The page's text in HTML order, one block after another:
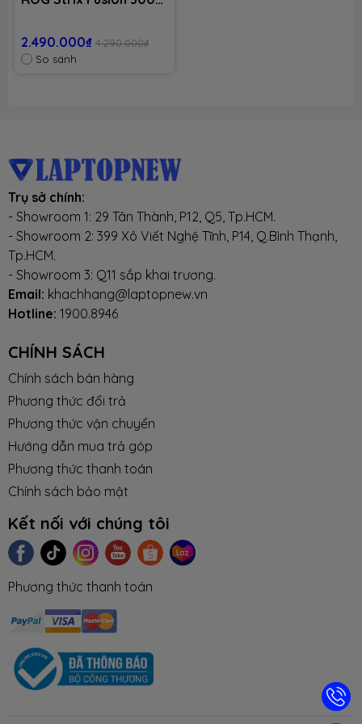
2.490.000₫ 4.290.000₫
So sánh
Trụ sở chính:
- Showroom 1: 29 Tân Thành, P12, Q5, Tp.HCM.
- Showroom 2: 399 Xô Viết Nghệ Tĩnh, P14, Q.Bình Thạnh,
Tp.HCM.
- Showroom 3: Q11 sắp khai trương.
Email: khachhang@laptopnew.vn
Hotline: 1900.8946
CHÍNH SÁCH
Chính sách bán hàng
Phương thức đổi trả
Phương thức vận chuyển
Hướng dẫn mua trả góp
Phương thức thanh toán
Chính sách bảo mật
Kết nối với chúng tôi
Phương thức thanh toán